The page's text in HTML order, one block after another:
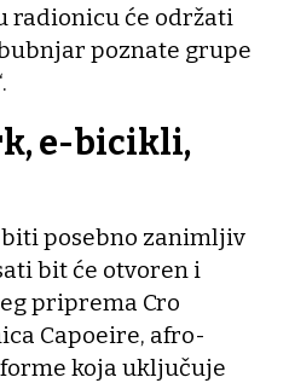
radionicu će održati
poznate grupe
e-bicikli,
posebno zanimljiv
bit će otvoren i
priprema Cro
Capoeire, afro-
koja uključuje